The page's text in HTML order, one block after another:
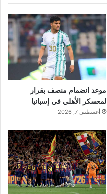
موعد انضمام منصف بقرار
لمعسكر الأهلي في إسبانيا
أغسطس 7, 2026